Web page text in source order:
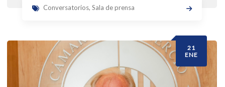
Conversatorios, Sala de prensa
21
ENE